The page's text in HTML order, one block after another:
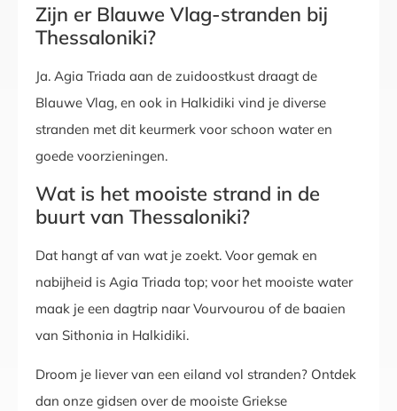
Zijn er Blauwe Vlag-stranden bij
Thessaloniki?
Ja. Agia Triada aan de zuidoostkust draagt de
Blauwe Vlag, en ook in Halkidiki vind je diverse
stranden met dit keurmerk voor schoon water en
goede voorzieningen.
Wat is het mooiste strand in de
buurt van Thessaloniki?
Dat hangt af van wat je zoekt. Voor gemak en
nabijheid is Agia Triada top; voor het mooiste water
maak je een dagtrip naar Vourvourou of de baaien
van Sithonia in Halkidiki.
Droom je liever van een eiland vol stranden? Ontdek
dan onze gidsen over de mooiste Griekse